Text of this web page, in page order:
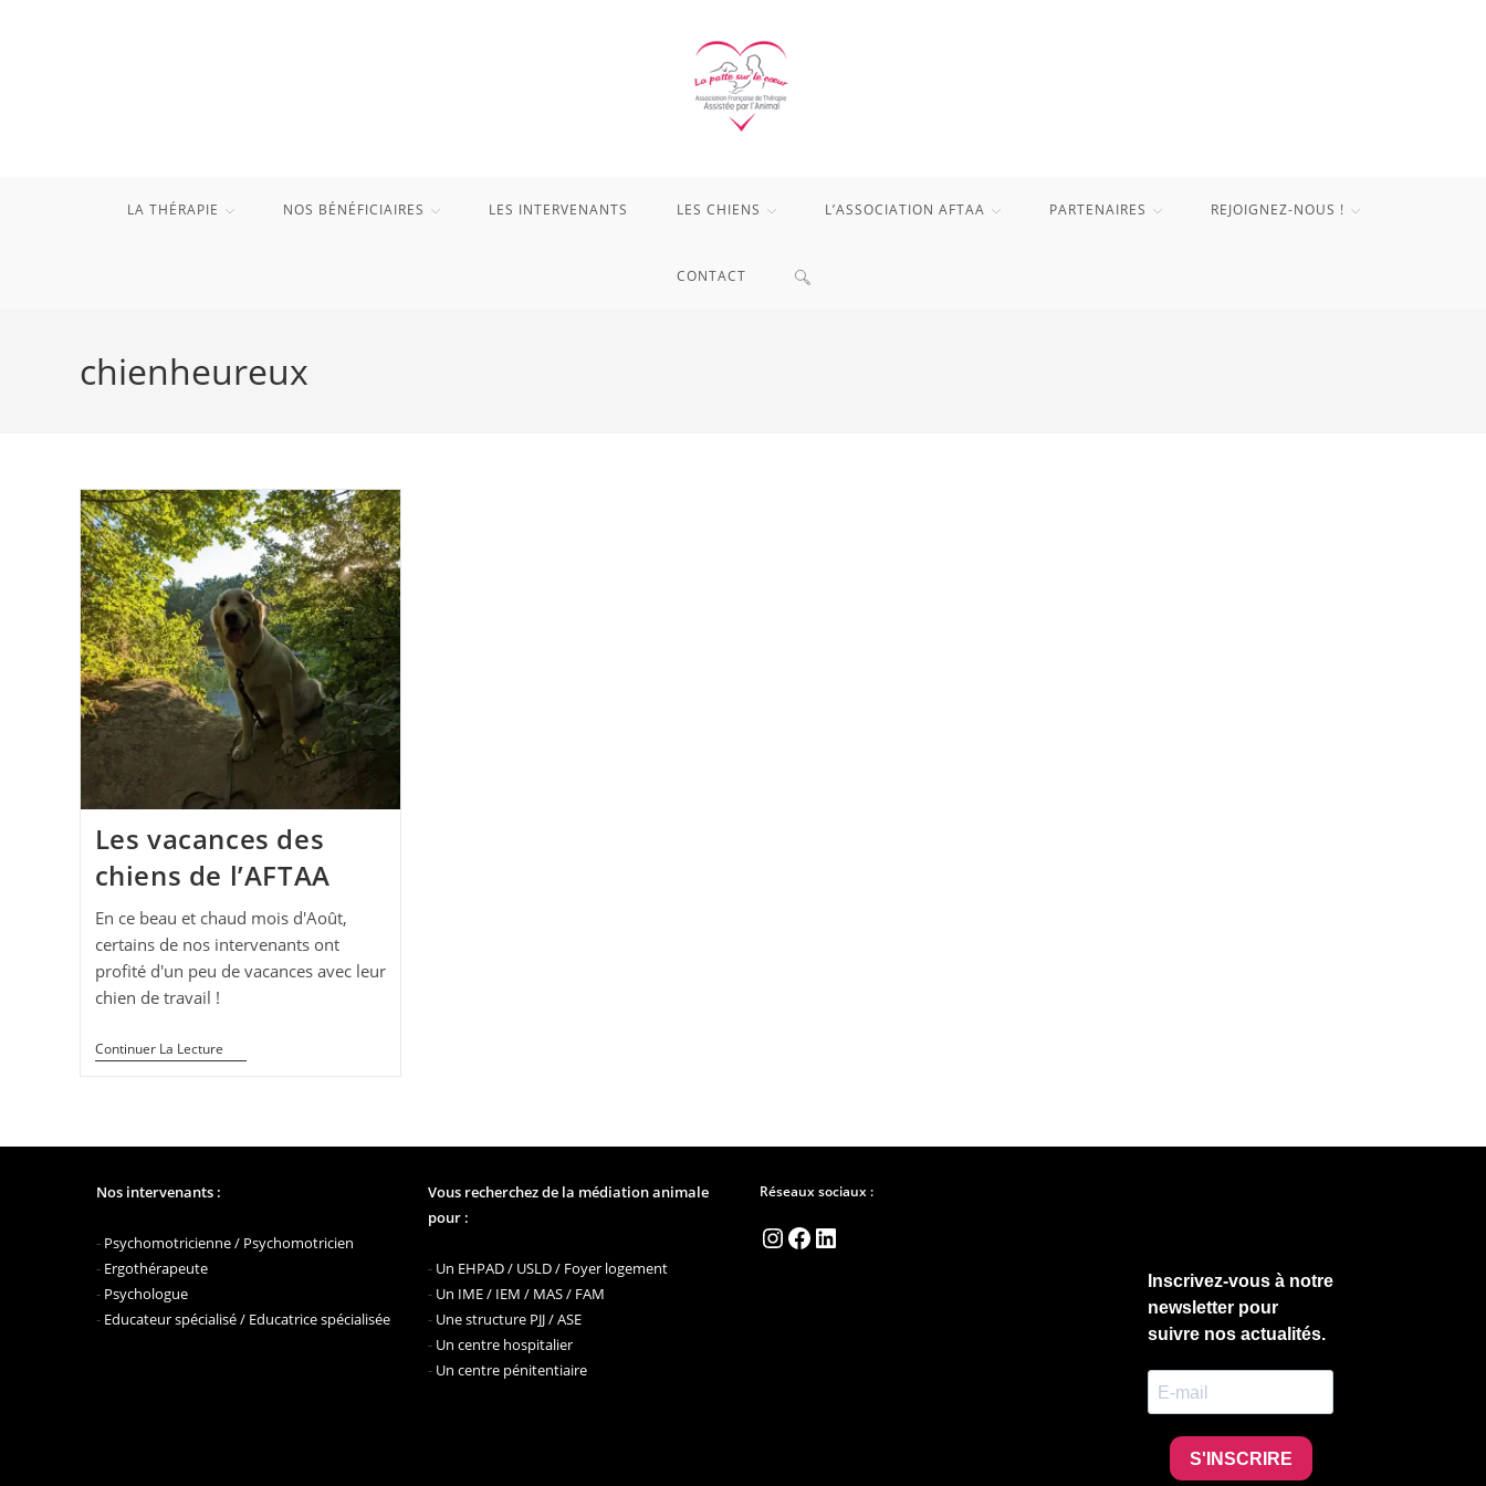
LA THÉRAPIE NOS BÉNÉFICIAIRES LES INTERVENANTS LES CHIENS L’ASSOCIATION AFTAA PARTENAIRES REJOIGNEZ-NOUS !
CONTACT TOGGLE
chienheureux
Les vacances des
chiens de l’AFTAA
En ce beau et chaud mois d'Août,
certains de nos intervenants ont
profité d'un peu de vacances avec leur
chien de travail !
Continuer La LectureLes
Vacances
Nos intervenants :
- Psychomotricienne / Psychomotricien
- Ergothérapeute
- Psychologue
- Educateur spécialisé / Educatrice spécialisée
Vous recherchez de la médiation animale
pour :
- Un EHPAD / USLD / Foyer logement
- Un IME / IEM / MAS / FAM
- Une structure PJJ / ASE
- Un centre hospitalier
- Un centre pénitentiaire
Réseaux sociaux :
Instagram
Facebook
LinkedIn